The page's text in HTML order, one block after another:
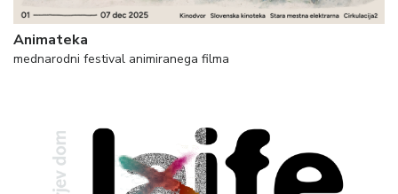
Animateka
mednarodni festival animiranega filma